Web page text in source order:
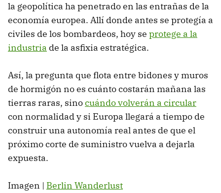
la geopolítica ha penetrado en las entrañas de la
economía europea. Allí donde antes se protegía a
civiles de los bombardeos, hoy se protege a la
industria de la asfixia estratégica.
Así, la pregunta que flota entre bidones y muros
de hormigón no es cuánto costarán mañana las
tierras raras, sinocuándo volverán a circular
con normalidad y si Europa llegará a tiempo de
construir una autonomía real antes de que el
próximo corte de suministro vuelva a dejarla
expuesta.
Imagen | Berlin Wanderlust